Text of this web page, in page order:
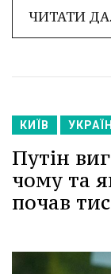
ЧИТАТИ
КИЇВ
Путін
чому та
почав